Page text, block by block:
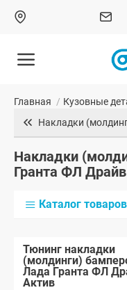
Главная / Кузовные
Накладки
Накладки
Гранта ФЛ
Каталог товаров
Тюнинг накладки
(молдинги)
Лада Гранта ФЛ
Актив